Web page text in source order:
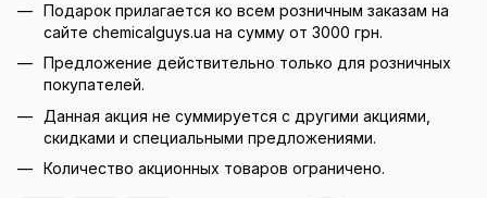
Подарок прилагается ко всем розничным заказам на
сайте chemicalguys.ua на сумму от 3000 грн.
Предложение действительно только для розничных
покупателей.
Данная акция не суммируется с другими акциями,
скидками и специальными предложениями.
Количество акционных товаров ограничено.